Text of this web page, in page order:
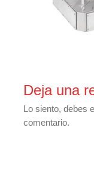
Deja una
Lo siento, debes
comentario.